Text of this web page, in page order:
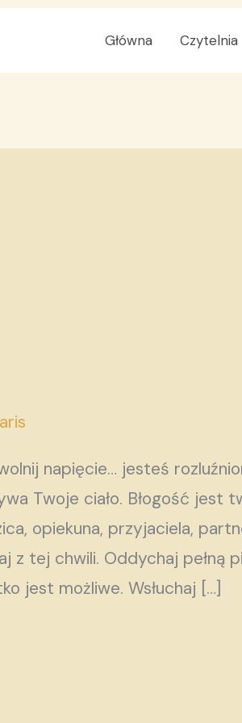
Główna Czytelnia
napięcie… jesteś
Twoje ciało. Błogość jest
opiekuna, przyjaciela,
z tej chwili. Oddychaj pełną
jest możliwe. Wsłuchaj […]